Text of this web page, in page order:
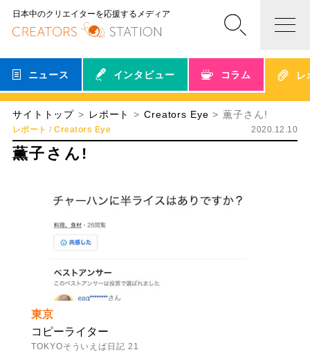
日本中のクリエイターを応援するメディア
ニュース インタビュー コラム レ
サイトトップ レポート Creators Eye 薫子さん!
レポート Creators Eye 2020.12.10
薫子さん!
東京
コピーライター
TOKYOそういえば日記 21